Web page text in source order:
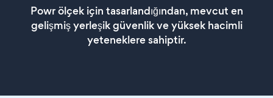
Powr ölçek için tasarlandığından, mevcut en
gelişmiş yerleşik güvenlik ve yüksek hacimli
yeteneklere sahiptir.